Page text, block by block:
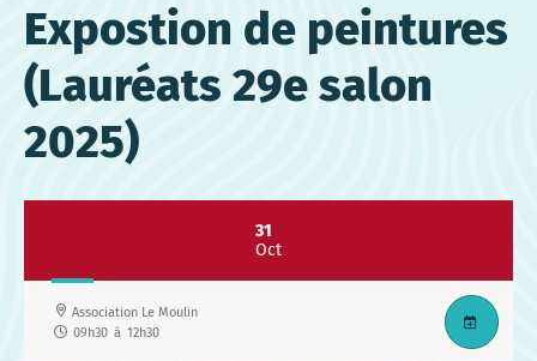
Expostion de peintures
(Lauréats 29e salon
2025)
31
Oct
Association Le Moulin
09h30 à 12h30